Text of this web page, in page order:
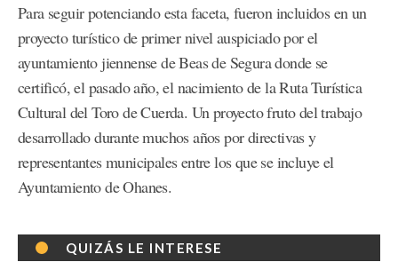
Para seguir potenciando esta faceta, fueron incluidos en un
proyecto turístico de primer nivel auspiciado por el
ayuntamiento jiennense de Beas de Segura donde se
certificó, el pasado año, el nacimiento de la Ruta Turística
Cultural del Toro de Cuerda. Un proyecto fruto del trabajo
desarrollado durante muchos años por directivas y
representantes municipales entre los que se incluye el
Ayuntamiento de Ohanes.
QUIZÁS LE INTERESE